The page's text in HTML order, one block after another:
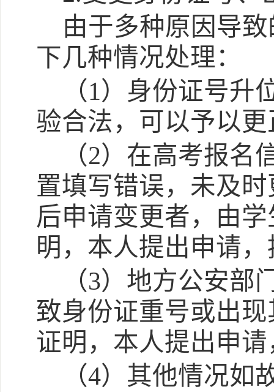
由于多种原因导
下几种情况处理：
（1）身份证号升
验合法，可以予以更
（2）在高考报名
置填写错误，未及
后申请变更者，由
明，本人提出申请
（3）地方公安部
致身份证重号或出
证明，本人提出申
（4）其他情况如